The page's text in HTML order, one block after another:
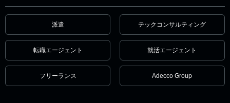
派遣 テックコンサルティング
転職エージェント 就活エージェント
フリーランス Adecco Group